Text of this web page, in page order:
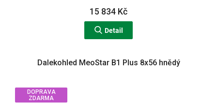
15 834 Kč
Detail
DOPRAVA
ZDARMA
Dalekohled MeoStar B1 Plus 8x56 hnědý